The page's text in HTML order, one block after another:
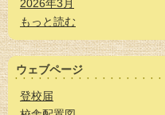
2026年3月
もっと読む
ウェブページ
登校届